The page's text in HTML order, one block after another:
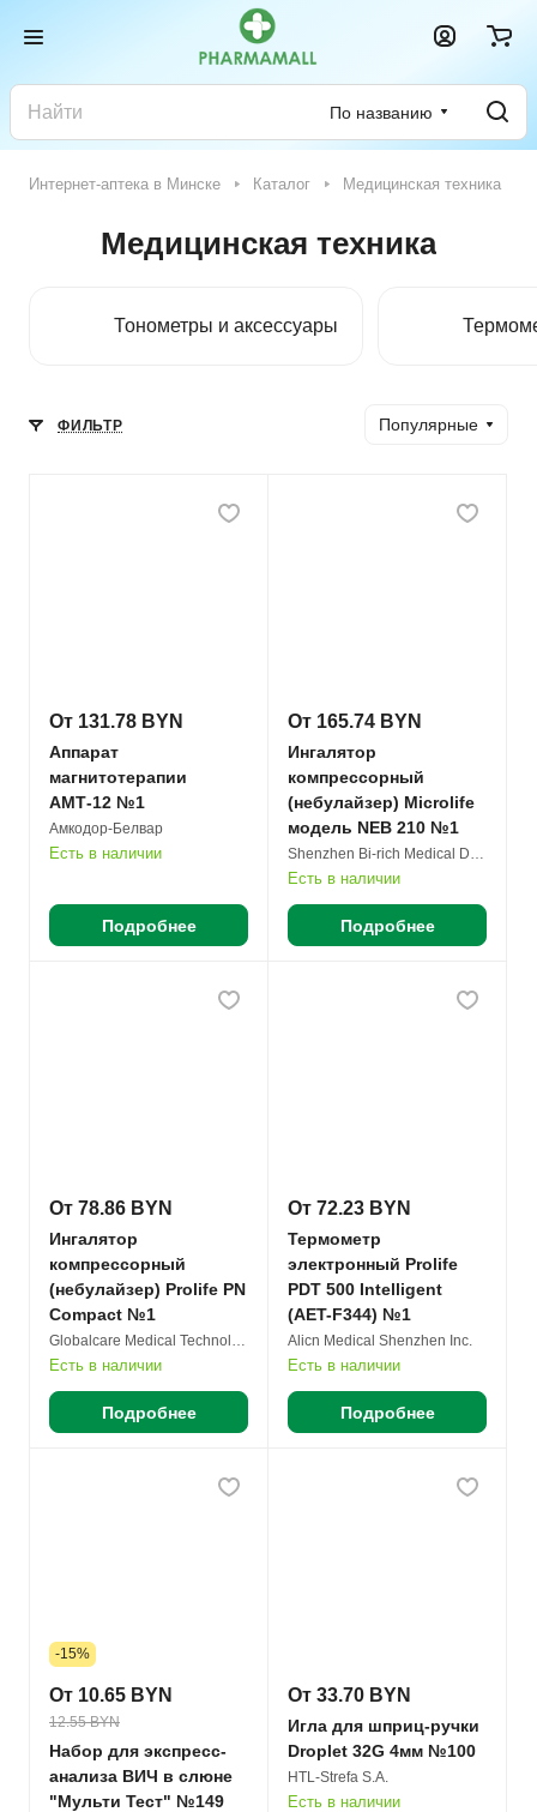
По названию
Интернет-аптека в Минске Каталог Медицинская техника
Медицинская техника
Тонометры и аксессуары
ФИЛЬТР Популярные
От 131.78 BYN
Аппарат
магнитотерапии
АМТ-12 №1
Амкодор-Белвар
Есть в наличии
Подробнее
От 165.74 BYN
Ингалятор
компрессорный
(небулайзер) Microlife
модель NEB 210 №1
Shenzhen Bi-rich Medical Devices Co. Ltd.
Есть в наличии
Подробнее
От 78.86 BYN
Ингалятор
компрессорный
(небулайзер) Prolife PN
Compact №1
Globalcare Medical Technology Co. Ltd.
Есть в наличии
Подробнее
От 72.23 BYN
Термометр
электронный Prolife
PDT 500 Intelligent
(AET-F344) №1
Alicn Medical Shenzhen Inc.
Есть в наличии
Подробнее
-15%
От 10.65 BYN
12.55 BYN
Набор для экспресс-
анализа ВИЧ в слюне
"Мульти Тест" №149
От 33.70 BYN
Игла для шприц-ручки
Droplet 32G 4мм №100
HTL-Strefa S.A.
Есть в наличии